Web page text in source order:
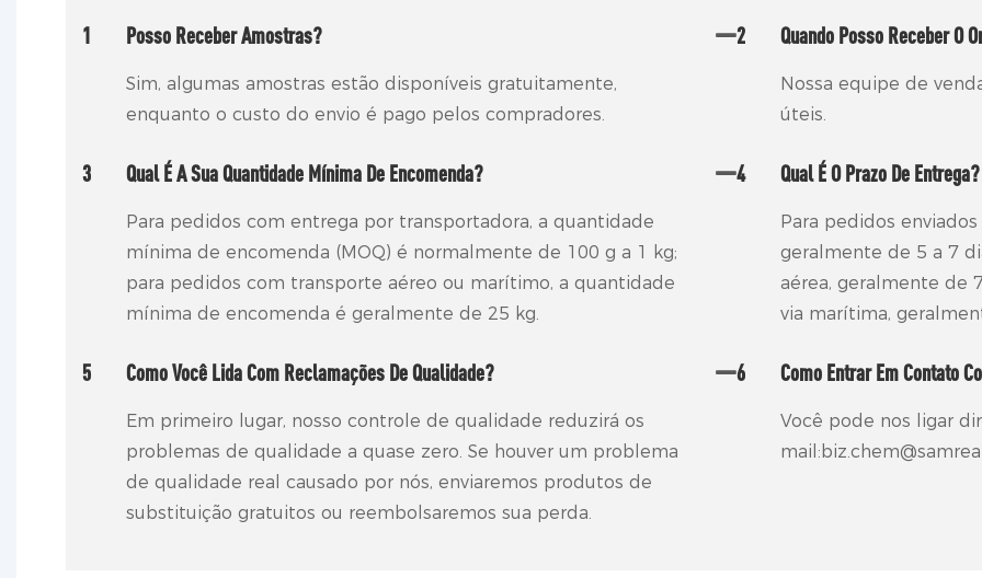
1 Posso Receber Amostras?
Sim, algumas amostras estão disponíveis gratuitamente,
enquanto o custo do envio é pago pelos compradores.
2 Quando Posso Receber O
Nossa equipe de
úteis.
3 Qual É A Sua Quantidade Mínima De Encomenda?
Para pedidos com entrega por transportadora, a quantidade
mínima de encomenda (MOQ) é normalmente de 100 g a 1 kg;
para pedidos com transporte aéreo ou marítimo, a quantidade
mínima de encomenda é geralmente de 25 kg.
4 Qual É O Prazo De Entrega?
Para pedidos
geralmente de 5 a 7
aérea, geralmente de
via marítima,
5 Como Você Lida Com Reclamações De Qualidade?
Em primeiro lugar, nosso controle de qualidade reduzirá os
problemas de qualidade a quase zero. Se houver um problema
de qualidade real causado por nós, enviaremos produtos de
substituição gratuitos ou reembolsaremos sua perda.
6 Como Entrar Em Contato
Você pode nos ligar